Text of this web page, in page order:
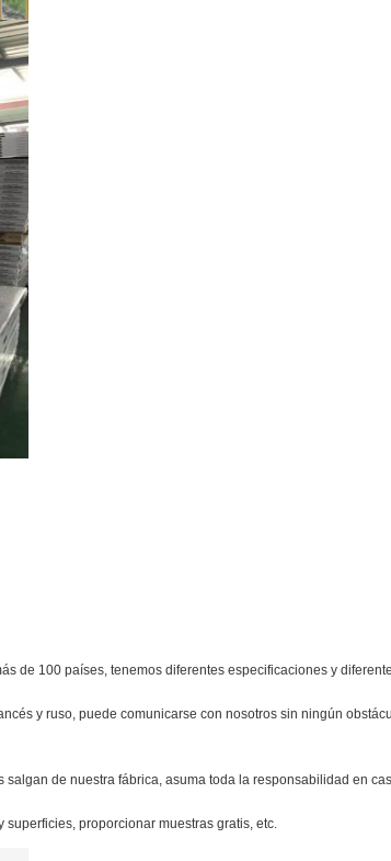
de 100 países, tenemos diferentes especificaciones y
y ruso, puede comunicarse con nosotros sin ningún
de nuestra fábrica, asuma toda la responsabilidad en
proporcionar muestras gratis, etc.